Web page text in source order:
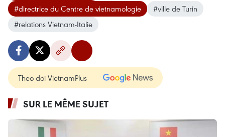
#directrice du Centre de vietnamologie
#ville de Turin
#relations Vietnam-Italie
Theo dõi VietnamPlus
SUR LE MÊME SUJET